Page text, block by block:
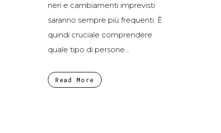
neri e cambiamenti imprevisti
saranno sempre più frequenti. È
quindi cruciale comprendere
quale tipo di persone...
Read More